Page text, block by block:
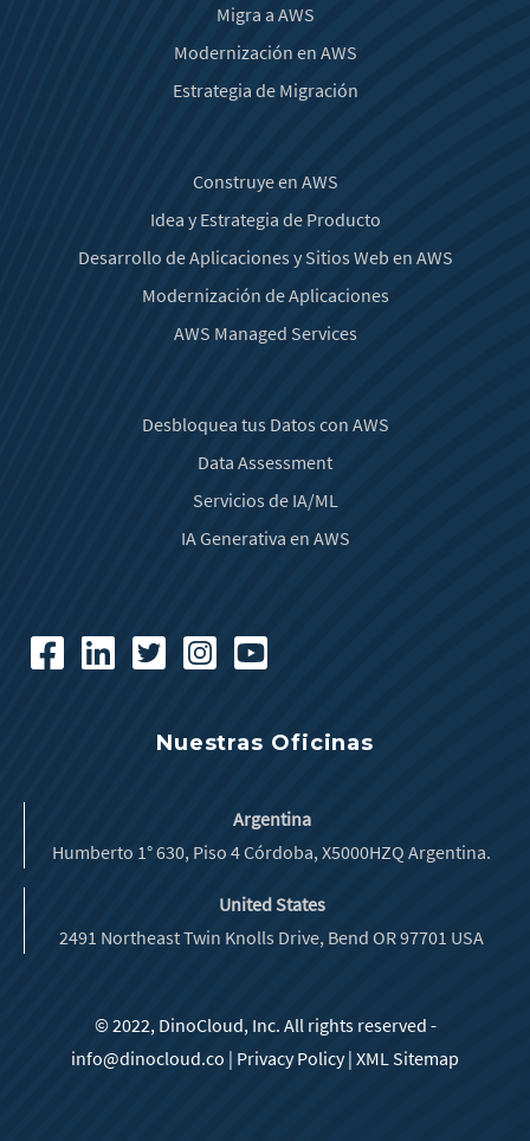
Migra a AWS
Modernización en AWS
Estrategia de Migración
Construye en AWS
Idea y Estrategia de Producto
Desarrollo de Aplicaciones y Sitios Web en AWS
Modernización de Aplicaciones
AWS Managed Services
Desbloquea tus Datos con AWS
Data Assessment
Servicios de IA/ML
IA Generativa en AWS
Nuestras Oficinas
Argentina
Humberto 1° 630, Piso 4 Córdoba, X5000HZQ Argentina.
United States
2491 Northeast Twin Knolls Drive, Bend OR 97701 USA
© 2022, DinoCloud, Inc. All rights reserved -
info@dinocloud.co | Privacy Policy| XML Sitemap